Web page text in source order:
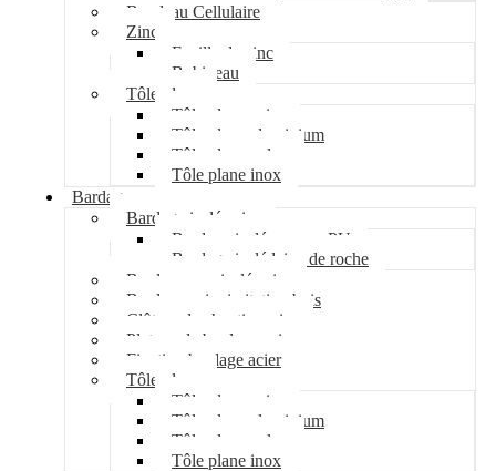
Bandeau Cellulaire
Zinc
Feuille de zinc
Bobineau
Tôle plane
Tôle plane acier
Tôle plane aluminium
Tôle plane galva
Tôle plane inox
Bardage
Bardage isolé acier
Bardage isolé mousse PU
Bardage isolé laine de roche
Bardage non isolé acier
Bardage acier imitation bois
Clôture de chantier acier
Plateau de bardage acier
Fixation bardage acier
Tôle plane
Tôle plane acier
Tôle plane aluminium
Tôle plane galva
Tôle plane inox